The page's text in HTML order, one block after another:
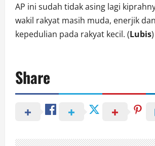
AP ini sudah tidak asing lagi
wakil rakyat masih muda, enerjik
kepedulian pada rakyat kecil. (Lubis)
Share